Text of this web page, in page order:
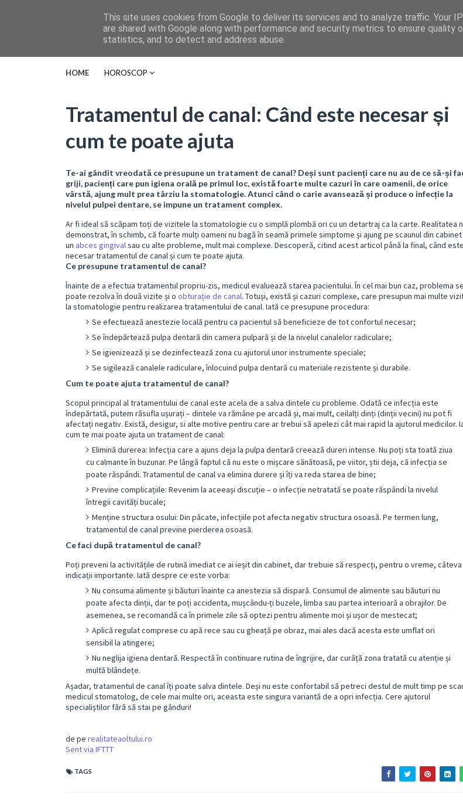
HOME HOROSCOP
Tratamentul de canal: Când este necesar și
cum te poate ajuta
Te-ai gândit vreodată ce presupune un tratament de canal? Deși sunt pacienți care nu au de ce să-și
griji, pacienți care pun igiena orală pe primul loc, există foarte multe cazuri în care oamenii, de orice
vârstă, ajung mult prea târziu la stomatologie. Atunci când o carie avansează și produce o infecție la
nivelul pulpei dentare, se impune un tratament complex.
Ar fi ideal să scăpam toți de vizitele la stomatologie cu o simplă plombă ori cu un detartraj ca la carte. Realitatea
demonstrat, în schimb, că foarte mulți oameni nu bagă în seamă primele simptome și ajung pe scaunul din cabinet
un abces gingivalsau cu alte probleme, mult mai complexe. Descoperă, citind acest articol până la final, când este
necesar tratamentul de canal și cum te poate ajuta.
Ce presupune tratamentul de canal?
Înainte de a efectua tratamentul propriu-zis, medicul evaluează starea pacientului. În cel mai bun caz, problema se
poate rezolva în două vizite și o obturație de canal. Totuși, există și cazuri complexe, care presupun mai multe
la stomatologie pentru realizarea tratamentului de canal. Iată ce presupune procedura:
Se efectuează anestezie locală pentru ca pacientul să beneficieze de tot confortul necesar;
Se îndepărtează pulpa dentară din camera pulpară și de la nivelul canalelor radiculare;
Se igienizează și se dezinfectează zona cu ajutorul unor instrumente speciale;
Se sigilează canalele radiculare, înlocuind pulpa dentară cu materiale rezistente și durabile.
Cum te poate ajuta tratamentul de canal?
Scopul principal al tratamentului de canal este acela de a salva dintele cu probleme. Odată ce infecția este
îndepărtată, putem răsufla ușurați – dintele va rămâne pe arcadă și, mai mult, ceilalți dinți (dinții vecini) nu pot fi
afectați negativ. Există, desigur, si alte motive pentru care ar trebui să apelezi cât mai rapid la ajutorul medicilor.
cum te mai poate ajuta un tratament de canal:
Elimină durerea: Infecția care a ajuns deja la pulpa dentară creează dureri intense. Nu poți sta toată ziua
cu calmante în buzunar. Pe lângă faptul că nu este o mișcare sănătoasă, pe viitor, știi deja, că infecția se
poate răspândi. Tratamentul de canal va elimina durere și îți va reda starea de bine;
Previne complicațiile: Revenim la aceeași discuție – o infecție netratată se poate răspândi la nivelul
întregii cavități bucale;
Menține structura osului: Din păcate, infecțiile pot afecta negativ structura osoasă. Pe termen lung,
tratamentul de canal previne pierderea osoasă.
Ce faci după tratamentul de canal?
Poți preveni la activitățile de rutină imediat ce ai ieșit din cabinet, dar trebuie să respecți, pentru o vreme, câteva
indicații importante. Iată despre ce este vorba:
Nu consuma alimente și băuturi înainte ca anestezia să dispară. Consumul de alimente sau băuturi nu
poate afecta dinții, dar te poți accidenta, mușcându-ți buzele, limba sau partea interioară a obrajilor. De
asemenea, se recomandă ca în primele zile să optezi pentru alimente moi și ușor de mestecat;
Aplică regulat comprese cu apă rece sau cu gheață pe obraz, mai ales dacă acesta este umflat ori
sensibil la atingere;
Nu neglija igiena dentară. Respectă în continuare rutina de îngrijire, dar curăță zona tratată cu atenție și
multă blândețe.
Așadar, tratamentul de canal îți poate salva dintele. Deși nu este confortabil să petreci destul de mult timp pe
medicul stomatolog, de cele mai multe ori, aceasta este singura variantă de a opri infecția. Cere ajutorul
specialiștilor fără să stai pe gânduri!
de pe realitateaoltului.ro
Sent via IFTTT
TAGS
This site uses cookies from Google to deliver its services and to analyze traffic. Your
are shared with Google along with performance and security metrics to ensure quality
statistics, and to detect and address abuse.